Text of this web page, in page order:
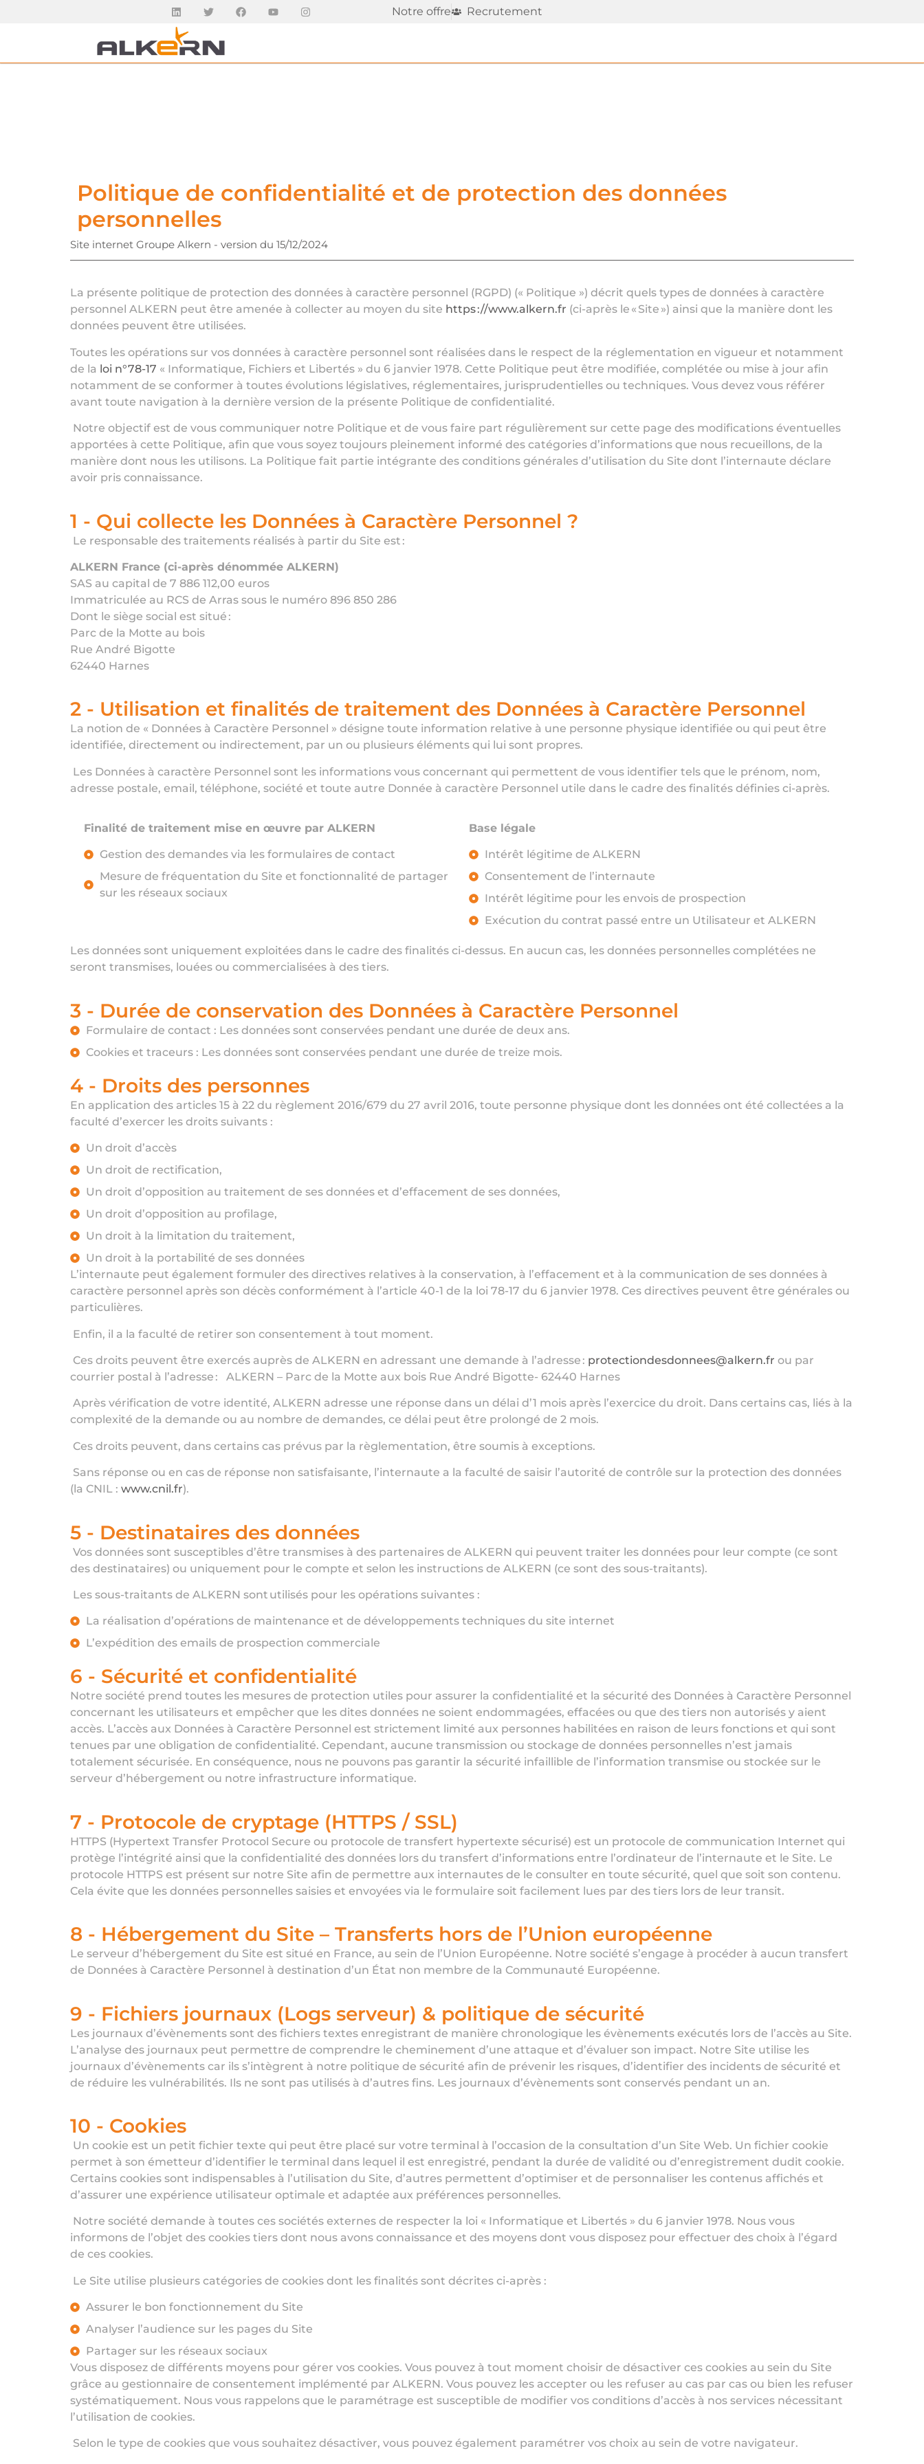
Notre offre Recrutement
Politique de confidentialité et de protection des données
personnelles
Site internet Groupe Alkern - version du 15/12/2024
La présente politique de protection des données à caractère personnel (RGPD) (« Politique ») décrit quels types de données à caractère
personnel ALKERN peut être amenée à collecter au moyen du site https ://www.alkern.fr (ci-après le « Site ») ainsi que la manière dont les
données peuvent être utilisées.
Toutes les opérations sur vos données à caractère personnel sont réalisées dans le respect de la réglementation en vigueur et notamment
de la loi n°78-17 « Informatique, Fichiers et Libertés » du 6 janvier 1978. Cette Politique peut être modifiée, complétée ou mise à jour afin
notamment de se conformer à toutes évolutions législatives, réglementaires, jurisprudentielles ou techniques. Vous devez vous référer
avant toute navigation à la dernière version de la présente Politique de confidentialité.
Notre objectif est de vous communiquer notre Politique et de vous faire part régulièrement sur cette page des modifications éventuelles
apportées à cette Politique, afin que vous soyez toujours pleinement informé des catégories d’informations que nous recueillons, de la
manière dont nous les utilisons. La Politique fait partie intégrante des conditions générales d’utilisation du Site dont l’internaute déclare
avoir pris connaissance.
1 - Qui collecte les Données à Caractère Personnel ?
Le responsable des traitements réalisés à partir du Site est :
ALKERN France (ci-après dénommée ALKERN)
SAS au capital de 7 886 112,00 euros
Immatriculée au RCS de Arras sous le numéro 896 850 286
Dont le siège social est situé :
Parc de la Motte au bois
Rue André Bigotte
62440 Harnes
2 - Utilisation et finalités de traitement des Données à Caractère Personnel
La notion de « Données à Caractère Personnel » désigne toute information relative à une personne physique identifiée ou qui peut être
identifiée, directement ou indirectement, par un ou plusieurs éléments qui lui sont propres.
Les Données à caractère Personnel sont les informations vous concernant qui permettent de vous identifier tels que le prénom, nom,
adresse postale, email, téléphone, société et toute autre Donnée à caractère Personnel utile dans le cadre des finalités définies ci-après.
Finalité de traitement mise en œuvre par ALKERN
Gestion des demandes via les formulaires de contact
Mesure de fréquentation du Site et fonctionnalité de partager
sur les réseaux sociaux
Base légale
Intérêt légitime de ALKERN
Consentement de l’internaute
Intérêt légitime pour les envois de prospection
Exécution du contrat passé entre un Utilisateur et ALKERN
Les données sont uniquement exploitées dans le cadre des finalités ci-dessus. En aucun cas, les données personnelles complétées ne
seront transmises, louées ou commercialisées à des tiers.
3 - Durée de conservation des Données à Caractère Personnel
Formulaire de contact : Les données sont conservées pendant une durée de deux ans.
Cookies et traceurs : Les données sont conservées pendant une durée de treize mois.
4 - Droits des personnes
En application des articles 15 à 22 du règlement 2016/679 du 27 avril 2016, toute personne physique dont les données ont été collectées a la
faculté d’exercer les droits suivants :
Un droit d’accès
Un droit de rectification,
Un droit d’opposition au traitement de ses données et d’effacement de ses données,
Un droit d’opposition au profilage,
Un droit à la limitation du traitement,
Un droit à la portabilité de ses données
L’internaute peut également formuler des directives relatives à la conservation, à l’effacement et à la communication de ses données à
caractère personnel après son décès conformément à l’article 40-1 de la loi 78-17 du 6 janvier 1978. Ces directives peuvent être générales ou
particulières.
Enfin, il a la faculté de retirer son consentement à tout moment.
Ces droits peuvent être exercés auprès de ALKERN en adressant une demande à l’adresse : protectiondesdonnees@alkern.fr ou par
courrier postal à l’adresse : ALKERN – Parc de la Motte aux bois Rue André Bigotte- 62440 Harnes
Après vérification de votre identité, ALKERN adresse une réponse dans un délai d’1 mois après l’exercice du droit. Dans certains cas, liés à la
complexité de la demande ou au nombre de demandes, ce délai peut être prolongé de 2 mois.
Ces droits peuvent, dans certains cas prévus par la règlementation, être soumis à exceptions.
Sans réponse ou en cas de réponse non satisfaisante, l’internaute a la faculté de saisir l’autorité de contrôle sur la protection des données
(la CNIL : www.cnil.fr).
5 - Destinataires des données
Vos données sont susceptibles d’être transmises à des partenaires de ALKERN qui peuvent traiter les données pour leur compte (ce sont
des destinataires) ou uniquement pour le compte et selon les instructions de ALKERN (ce sont des sous-traitants).
Les sous-traitants de ALKERN sont utilisés pour les opérations suivantes :
La réalisation d’opérations de maintenance et de développements techniques du site internet
L’expédition des emails de prospection commerciale
6 - Sécurité et confidentialité
Notre société prend toutes les mesures de protection utiles pour assurer la confidentialité et la sécurité des Données à Caractère Personnel
concernant les utilisateurs et empêcher que les dites données ne soient endommagées, effacées ou que des tiers non autorisés y aient
accès. L’accès aux Données à Caractère Personnel est strictement limité aux personnes habilitées en raison de leurs fonctions et qui sont
tenues par une obligation de confidentialité. Cependant, aucune transmission ou stockage de données personnelles n’est jamais
totalement sécurisée. En conséquence, nous ne pouvons pas garantir la sécurité infaillible de l’information transmise ou stockée sur le
serveur d’hébergement ou notre infrastructure informatique.
7 - Protocole de cryptage (HTTPS / SSL)
HTTPS (Hypertext Transfer Protocol Secure ou protocole de transfert hypertexte sécurisé) est un protocole de communication Internet qui
protège l’intégrité ainsi que la confidentialité des données lors du transfert d’informations entre l’ordinateur de l’internaute et le Site. Le
protocole HTTPS est présent sur notre Site afin de permettre aux internautes de le consulter en toute sécurité, quel que soit son contenu.
Cela évite que les données personnelles saisies et envoyées via le formulaire soit facilement lues par des tiers lors de leur transit.
8 - Hébergement du Site – Transferts hors de l’Union européenne
Le serveur d’hébergement du Site est situé en France, au sein de l’Union Européenne. Notre société s’engage à procéder à aucun transfert
de Données à Caractère Personnel à destination d’un État non membre de la Communauté Européenne.
9 - Fichiers journaux (Logs serveur) & politique de sécurité
Les journaux d’évènements sont des fichiers textes enregistrant de manière chronologique les évènements exécutés lors de l’accès au Site.
L’analyse des journaux peut permettre de comprendre le cheminement d’une attaque et d’évaluer son impact. Notre Site utilise les
journaux d’évènements car ils s’intègrent à notre politique de sécurité afin de prévenir les risques, d’identifier des incidents de sécurité et
de réduire les vulnérabilités. Ils ne sont pas utilisés à d’autres fins. Les journaux d’évènements sont conservés pendant un an.
10 - Cookies
Un cookie est un petit fichier texte qui peut être placé sur votre terminal à l’occasion de la consultation d’un Site Web. Un fichier cookie
permet à son émetteur d’identifier le terminal dans lequel il est enregistré, pendant la durée de validité ou d’enregistrement dudit cookie.
Certains cookies sont indispensables à l’utilisation du Site, d’autres permettent d’optimiser et de personnaliser les contenus affichés et
d’assurer une expérience utilisateur optimale et adaptée aux préférences personnelles.
Notre société demande à toutes ces sociétés externes de respecter la loi « Informatique et Libertés » du 6 janvier 1978. Nous vous
informons de l’objet des cookies tiers dont nous avons connaissance et des moyens dont vous disposez pour effectuer des choix à l’égard
de ces cookies.
Le Site utilise plusieurs catégories de cookies dont les finalités sont décrites ci-après :
Assurer le bon fonctionnement du Site
Analyser l’audience sur les pages du Site
Partager sur les réseaux sociaux
Vous disposez de différents moyens pour gérer vos cookies. Vous pouvez à tout moment choisir de désactiver ces cookies au sein du Site
grâce au gestionnaire de consentement implémenté par ALKERN. Vous pouvez les accepter ou les refuser au cas par cas ou bien les refuser
systématiquement. Nous vous rappelons que le paramétrage est susceptible de modifier vos conditions d’accès à nos services nécessitant
l’utilisation de cookies.
Selon le type de cookies que vous souhaitez désactiver, vous pouvez également paramétrer vos choix au sein de votre navigateur.